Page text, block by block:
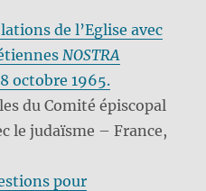
de l’Eglise avec
NOSTRA
octobre 1965.
du Comité épiscopal
le judaïsme – France,
pour